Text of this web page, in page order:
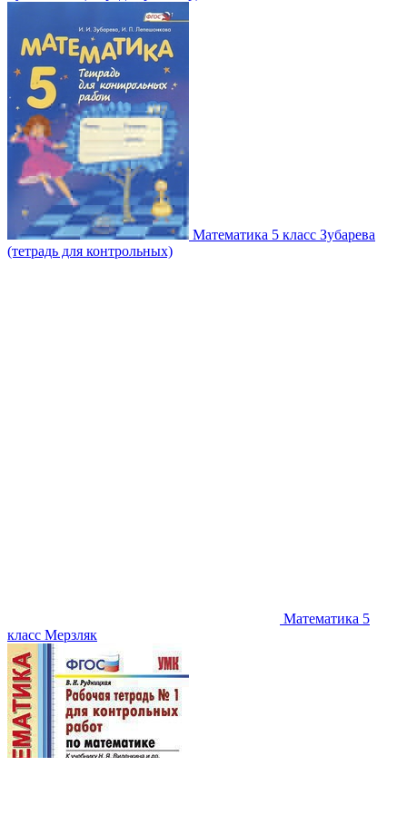
Математика 5 класс Зубарева
(тетрадь для контрольных)
Математика 5
класс Мерзляк